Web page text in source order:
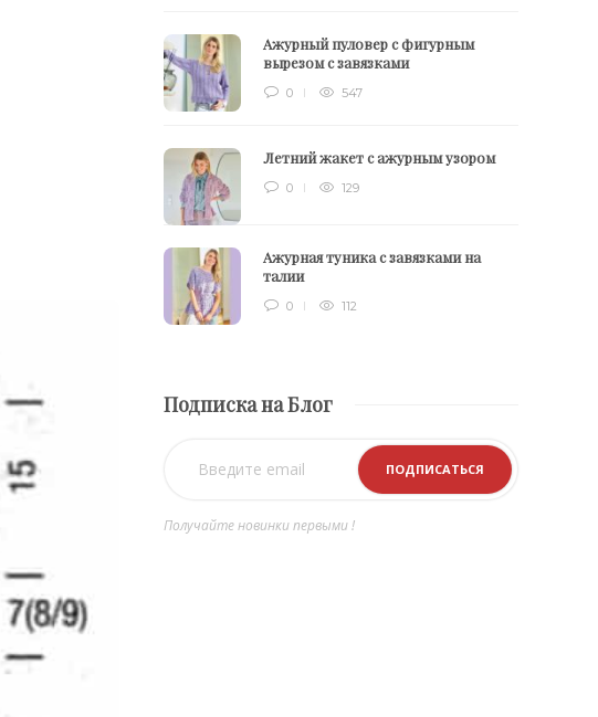
Ажурный пуловер с фигурным
вырезом с завязками
0 547
Летний жакет с ажурным узором
0 129
Ажурная туника с завязками на
талии
0 112
Подписка на Блог
Получайте новинки первыми !